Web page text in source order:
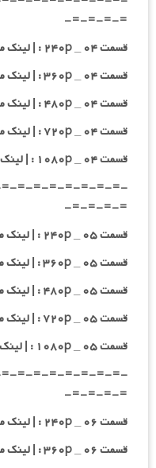
=-=-=-=-
قسمت ۰۴ _ ۲۴۰p : | لینک مستقیم |
قسمت ۰۴ _ ۳۶۰p : | لینک مستقیم |
قسمت ۰۴ _ ۴۸۰p : | لینک مستقیم |
قسمت ۰۴ _ ۷۲۰p : | لینک مستقیم |
قسمت ۰۴ _ ۱۰۸۰p : | لینک مستقیم |
=-=-=-=-=-=-=-
=-=-=-=-
قسمت ۰۵ _ ۲۴۰p : | لینک مستقیم |
قسمت ۰۵ _ ۳۶۰p : | لینک مستقیم |
قسمت ۰۵ _ ۴۸۰p : | لینک مستقیم |
قسمت ۰۵ _ ۷۲۰p : | لینک مستقیم |
قسمت ۰۵ _ ۱۰۸۰p : | لینک مستقیم |
=-=-=-=-=-=-=-
=-=-=-=-
قسمت ۰۶ _ ۲۴۰p : | لینک مستقیم |
قسمت ۰۶ _ ۳۶۰p : | لینک مستقیم |